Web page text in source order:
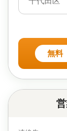
無料